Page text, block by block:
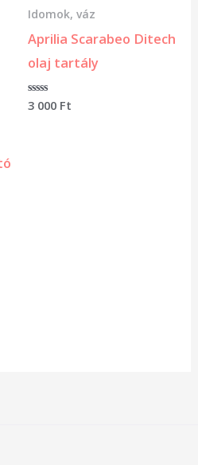
Idomok, váz
Aprilia Scarabeo Ditech
olaj tartály
Értékelés:
3 000 Ft